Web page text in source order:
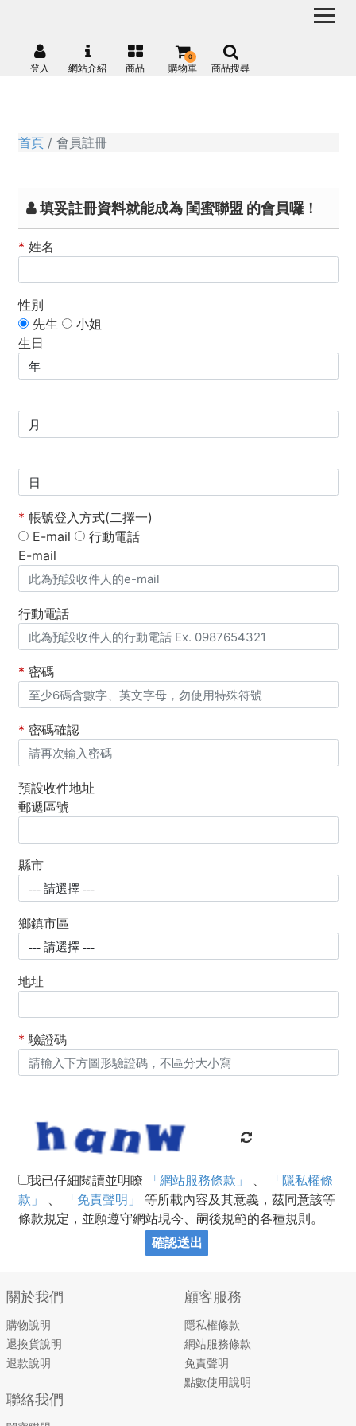
登入 網站介紹 商品 購物車
0
商品搜尋
首頁 會員註冊
填妥註冊資料就能成為 閨蜜聯盟 的會員囉！
* 姓名
性別
先生
小姐
生日
* 帳號登入方式(二擇一)
E-mail
行動電話
E-mail
行動電話
* 密碼
* 密碼確認
預設收件地址
郵遞區號
縣市
鄉鎮市區
地址
* 驗證碼
我已仔細閱讀並明瞭 「網站服務條款」 、
「隱私權條
款」
、 「免責聲明」
等所載內容及其意義，茲同意該等
條款規定，並願遵守網站現今、嗣後規範的各種規則。
確認送出
關於我們
購物說明
退換貨說明
退款說明
顧客服務
隱私權條款
網站服務條款
免責聲明
點數使用說明
聯絡我們